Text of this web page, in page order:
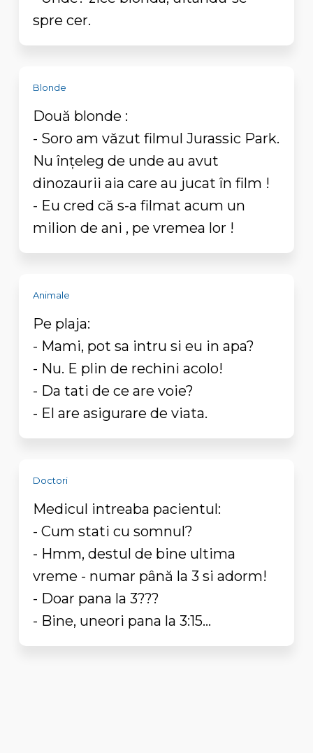
spre cer.
Blonde
Două blonde :
- Soro am văzut filmul Jurassic Park.
Nu înțeleg de unde au avut
dinozaurii aia care au jucat în film !
- Eu cred că s-a filmat acum un
milion de ani , pe vremea lor !
Animale
Pe plaja:
- Mami, pot sa intru si eu in apa?
- Nu. E plin de rechini acolo!
- Da tati de ce are voie?
- El are asigurare de viata.
Doctori
Medicul intreaba pacientul:
- Cum stati cu somnul?
- Hmm, destul de bine ultima
vreme - numar până la 3 si adorm!
- Doar pana la 3???
- Bine, uneori pana la 3:15...